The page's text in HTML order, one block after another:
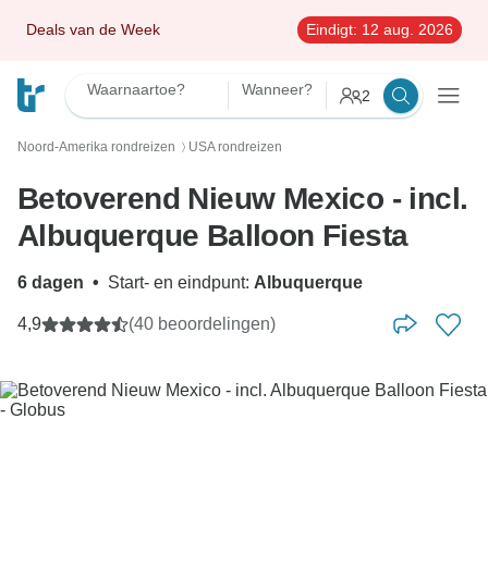
Deals van de Week Eindigt: 12 aug. 2026
Waarnaartoe? Wanneer? 2
Noord-Amerika rondreizen 〉 USA rondreizen
Betoverend Nieuw Mexico - incl.
Albuquerque Balloon Fiesta
6 dagen • Start- en eindpunt: Albuquerque
4,9 (40 beoordelingen)